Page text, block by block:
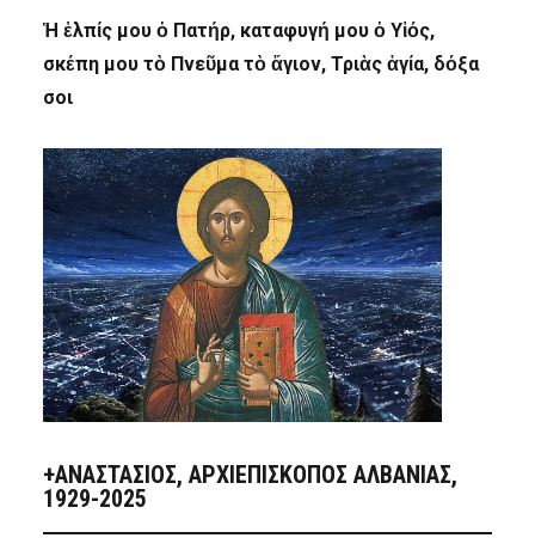
Ἡ ἐλπίς μου ὁ Πατήρ, καταφυγή μου ὁ Υἱός,
σκέπη μου τὸ Πνεῦμα τὸ ἅγιον, Τριὰς ἁγία, δόξα
σοι
+ΑΝΑΣΤΆΣΙΟΣ, ΑΡΧΙΕΠΊΣΚΟΠΟΣ ΑΛΒΑΝΊΑΣ,
1929-2025